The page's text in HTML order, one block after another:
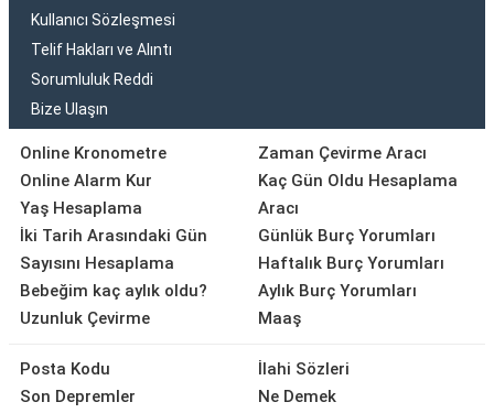
Kullanıcı Sözleşmesi
Telif Hakları ve Alıntı
Sorumluluk Reddi
Bize Ulaşın
Online Kronometre
Online Alarm Kur
Yaş Hesaplama
İki Tarih Arasındaki Gün
Sayısını Hesaplama
Bebeğim kaç aylık oldu?
Uzunluk Çevirme
Zaman Çevirme Aracı
Kaç Gün Oldu Hesaplama
Aracı
Günlük Burç Yorumları
Haftalık Burç Yorumları
Aylık Burç Yorumları
Maaş
Posta Kodu
Son Depremler
İlahi Sözleri
Ne Demek